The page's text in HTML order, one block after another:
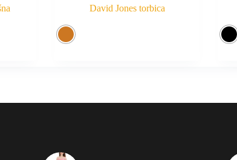
David Jones torbica